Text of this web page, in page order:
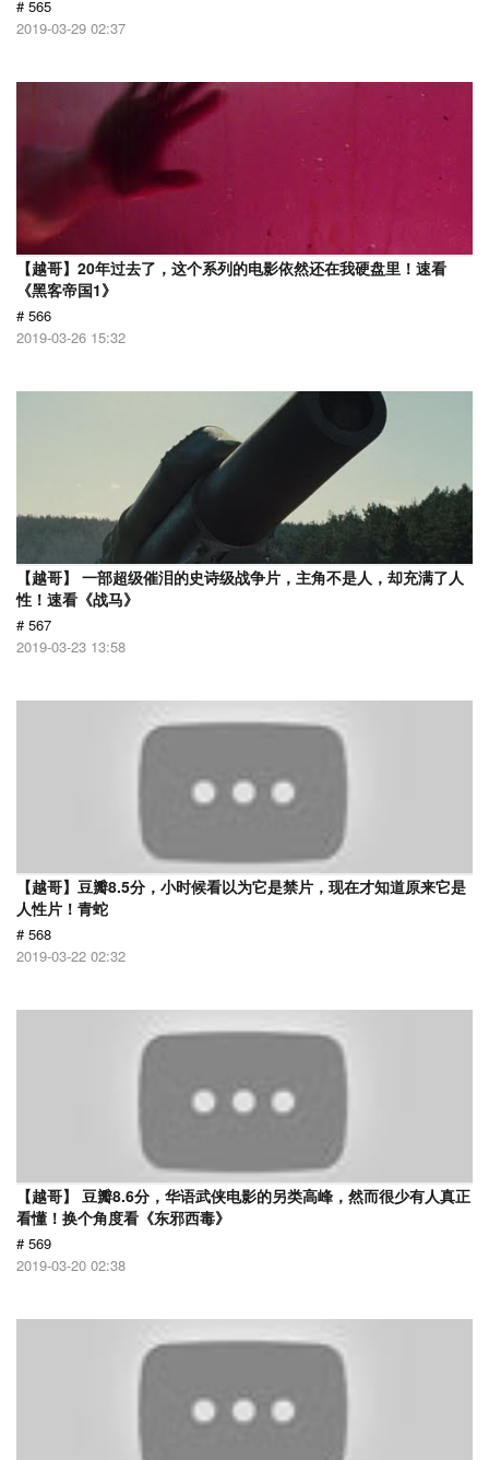
# 565
2019-03-29 02:37
【越哥】20年过去了，这个系列的电影依然还在我硬盘里！速看
《黑客帝国1》
# 566
2019-03-26 15:32
【越哥】 一部超级催泪的史诗级战争片，主角不是人，却充满了人
性！速看《战马》
# 567
2019-03-23 13:58
【越哥】豆瓣8.5分，小时候看以为它是禁片，现在才知道原来它是
人性片！青蛇
# 568
2019-03-22 02:32
【越哥】 豆瓣8.6分，华语武侠电影的另类高峰，然而很少有人真正
看懂！换个角度看《东邪西毒》
# 569
2019-03-20 02:38